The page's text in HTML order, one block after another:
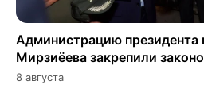
Администрацию президента
Мирзиёева закрепили
8 августа